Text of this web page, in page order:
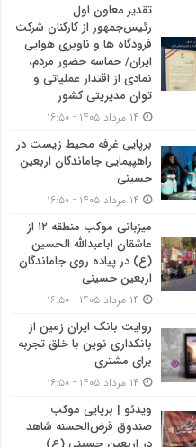
تقدیر معاون اول
رئیس‌جمهور از کارکنان شرکت
فرودگاه ها و ناوبری هوایی
ایران/ حماسه حضور مردم،
نمادی از اقتدار عملیاتی و
توان مدیریتی کشور
برپایی غرفه محیط زیست در
راهپیمایی جاماندگان اربعین
حسینی
میزبانی موکب منطقه ۱۲ از
عاشقان اباعبدالله الحسین
(ع) در پیاده روی جاماندگان
اربعین حسینی
روایت بانک ایران زمین از
بانکداری نوین با خلق تجربه
برای مشتری
ویدئو | برپایی موکب
صندوق قرض‌الحسنه شاهد